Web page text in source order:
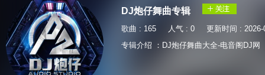
DJ炮仔舞曲专辑
歌曲 : 165 人气 : 0 更新时间 : 2026-
专辑介绍 ：DJ炮仔舞曲大全-电音阁DJ网